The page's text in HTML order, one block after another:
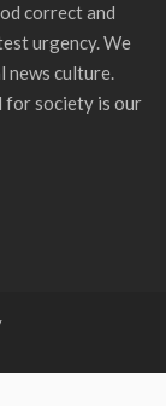
correct and
urgency. We
news culture.
for society is our